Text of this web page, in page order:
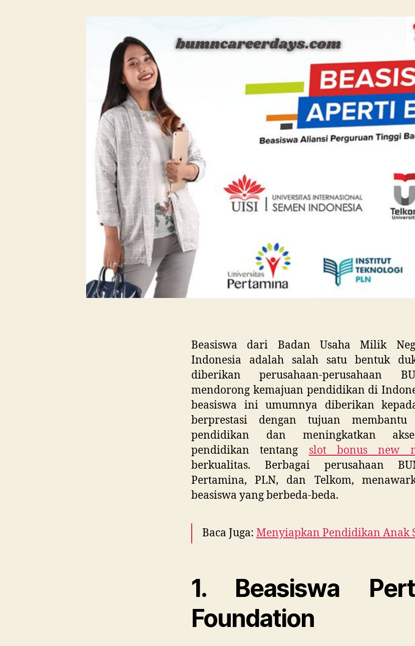
Beasiswa dari Badan Usaha Milik
Indonesia adalah salah satu bentuk
diberikan perusahaan-perusahaan
mendorong kemajuan pendidikan di
beasiswa ini umumnya diberikan
berprestasi dengan tujuan membantu
pendidikan dan meningkatkan
pendidikan tentang slot bonus new
berkualitas. Berbagai perusahaan
Pertamina, PLN, dan Telkom,
beasiswa yang berbeda-beda.
Baca Juga: Menyiapkan Pendidikan Anak
1. Beasiswa
Foundation